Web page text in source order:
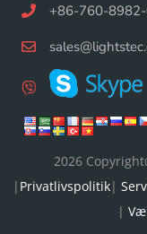
+86-760-
2026
| Privatlivspolitik|
|